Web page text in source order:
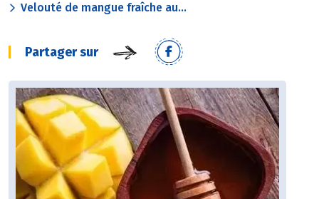
Velouté de mangue fraîche au...
Partager sur